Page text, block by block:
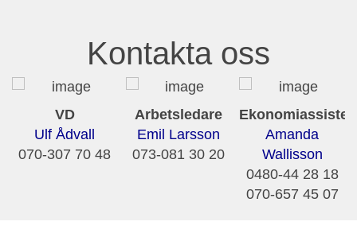
Kontakta oss
VD
Ulf Ådvall
070-307 70 48
Arbetsledare
Emil Larsson
073-081 30 20
Amanda
Wallisson
0480-44 28 18
070-657 45 07